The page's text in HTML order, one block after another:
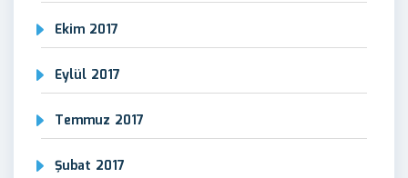
Ekim 2017
Eylül 2017
Temmuz 2017
Şubat 2017